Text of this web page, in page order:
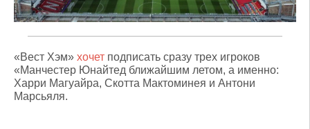
«Вест Хэм» хочет подписать сразу трех игроков
«Манчестер Юнайтед ближайшим летом, а именно:
Харри Магуайра, Скотта Мактоминея и Антони
Марсьяля.